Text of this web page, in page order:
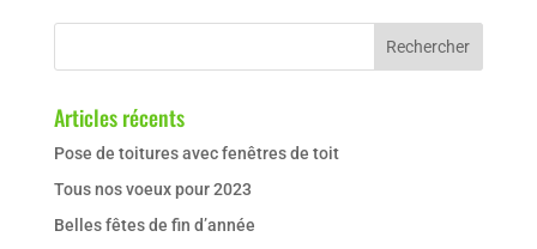
Articles récents
Pose de toitures avec fenêtres de toit
Tous nos voeux pour 2023
Belles fêtes de fin d’année